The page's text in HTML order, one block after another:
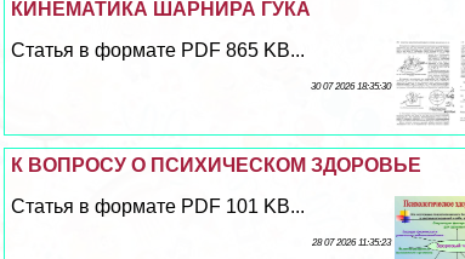
КИНЕМАТИКА ШАРНИРА ГУКА
Статья в формате PDF 865 KB...
30 07 2026 18:35:30
К ВОПРОСУ О ПСИХИЧЕСКОМ ЗДОРОВЬЕ
Статья в формате PDF 101 KB...
28 07 2026 11:35:23